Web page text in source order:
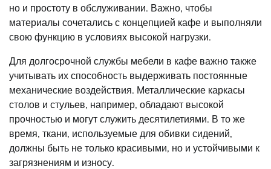
но и простоту в обслуживании. Важно, чтобы
материалы сочетались с концепцией кафе и выполняли
свою функцию в условиях высокой нагрузки.
Для долгосрочной службы мебели в кафе важно также
учитывать их способность выдерживать постоянные
механические воздействия. Металлические каркасы
столов и стульев, например, обладают высокой
прочностью и могут служить десятилетиями. В то же
время, ткани, используемые для обивки сидений,
должны быть не только красивыми, но и устойчивыми к
загрязнениям и износу.